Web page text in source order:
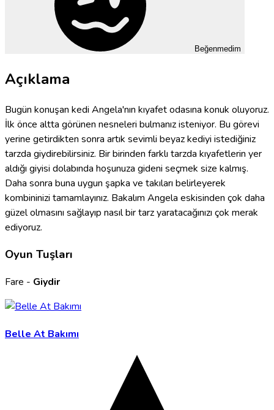
Beğenmedim
Açıklama
Bugün konuşan kedi Angela'nın kıyafet odasına konuk oluyoruz.
İlk önce altta görünen nesneleri bulmanız isteniyor. Bu görevi
yerine getirdikten sonra artık sevimli beyaz kediyi istediğiniz
tarzda giydirebilirsiniz. Bir birinden farklı tarzda kıyafetlerin yer
aldığı giyisi dolabında hoşunuza gideni seçmek size kalmış.
Daha sonra buna uygun şapka ve takıları belirleyerek
kombininizi tamamlayınız. Bakalım Angela eskisinden çok daha
güzel olmasını sağlayıp nasıl bir tarz yaratacağınızı çok merak
ediyoruz.
Oyun Tuşları
Fare - Giydir
Belle At Bakımı